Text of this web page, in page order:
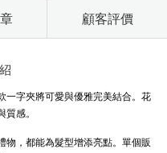
顧客評價
一字夾將可愛與優雅完美結合。花
感。
物，都能為髮型增添亮點。單個販